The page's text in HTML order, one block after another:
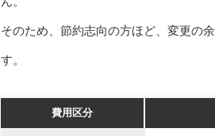
そのため、節約志向の方ほど、変更の
す。
費用区分